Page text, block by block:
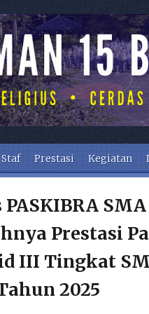
Prestasi Kegiatan
Prestasi
III Tingkat
2025